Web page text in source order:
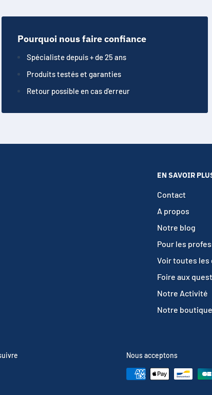
Pourquoi nous faire confiance
Spécialiste depuis + de 25 ans
Produits testés et garanties
Retour possible en cas d'erreur
EN SAVOIR
Contact
A propos
Notre blog
Pour les
Voir toutes les
Foire aux
Notre Activité
Notre boutique
Nous acceptons